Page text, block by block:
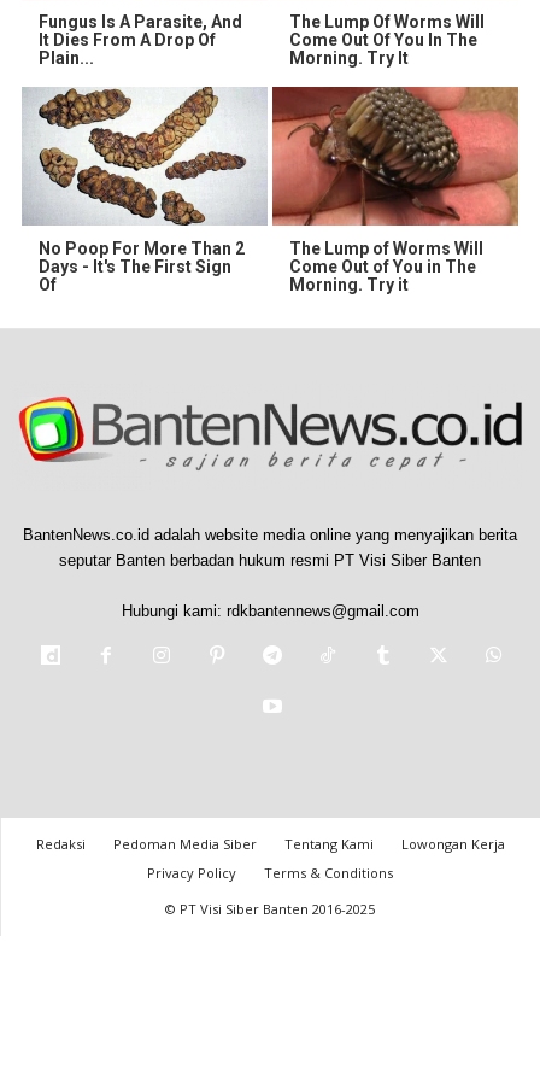
Fungus Is A Parasite, And
It Dies From A Drop Of
Plain...
The Lump Of Worms Will
Come Out Of You In The
Morning. Try It
No Poop For More Than 2
Days - It's The First Sign
Of
The Lump of Worms Will
Come Out of You in The
Morning. Try it
BantenNews.co.id adalah website media online yang menyajikan berita
seputar Banten berbadan hukum resmi PT Visi Siber Banten
Hubungi kami: rdkbantennews@gmail.com
Redaksi Pedoman Media Siber Tentang Kami
Lowongan Kerja
Privacy Policy
Terms & Conditions
© PT Visi Siber Banten 2016-2025